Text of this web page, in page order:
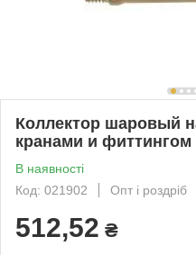
Коллектор шаровый
кранами и фиттингом
В наявності
Код: 021902
Опт і роздріб
512,52 ₴